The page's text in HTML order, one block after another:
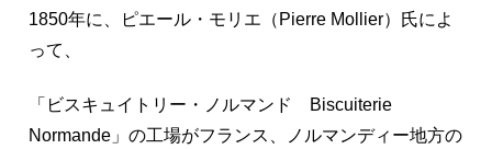
1850年に、ピエール・モリエ（Pierre Mollier）氏によ
って、
「ビスキュイトリー・ノルマンド Biscuiterie
Normande」の工場がフランス、ノルマンディー地方の